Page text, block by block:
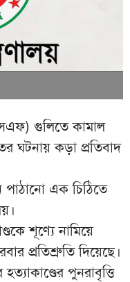
গুলিতে কামাল
ঘটনায় কড়া প্রতিবাদ
পাঠানো এক চিঠিতে
শূণ্যে নামিয়ে
প্রতিশ্রুতি দিয়েছে।
পুনরাবৃত্তি